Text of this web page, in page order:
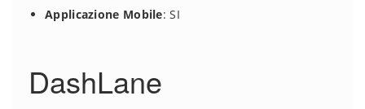
Applicazione Mobile: SI
DashLane